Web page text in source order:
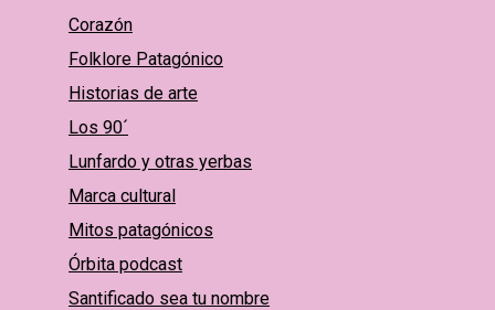
Corazón
Folklore Patagónico
Historias de arte
Los 90´
Lunfardo y otras yerbas
Marca cultural
Mitos patagónicos
Órbita podcast
Santificado sea tu nombre